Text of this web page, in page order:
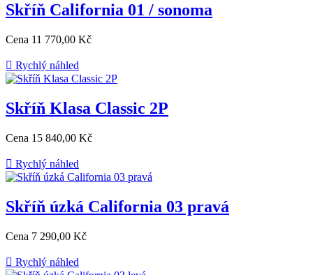
Skříň California 01 / sonoma
Cena 11 770,00 Kč
 Rychlý náhled
Skříň Klasa Classic 2P
Cena 15 840,00 Kč
 Rychlý náhled
Skříň úzká California 03 pravá
Cena 7 290,00 Kč
 Rychlý náhled